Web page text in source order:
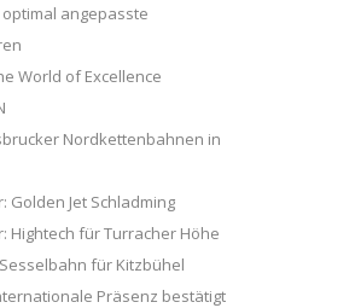
optimal angepasste
World of Excellence
Nordkettenbahnen in
Golden Jet Schladming
Hightech für Turracher Höhe
für Kitzbühel
Präsenz bestätigt